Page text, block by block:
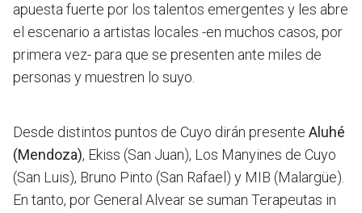
apuesta fuerte por los talentos emergentes y les abre
el escenario a artistas locales -en muchos casos, por
primera vez- para que se presenten ante miles de
personas y muestren lo suyo.
Desde distintos puntos de Cuyo dirán presente Aluhé
(Mendoza), Ekiss (San Juan), Los Manyines de Cuyo
(San Luis), Bruno Pinto (San Rafael) y MIB (Malargüe).
En tanto, por General Alvear se suman Terapeutas in